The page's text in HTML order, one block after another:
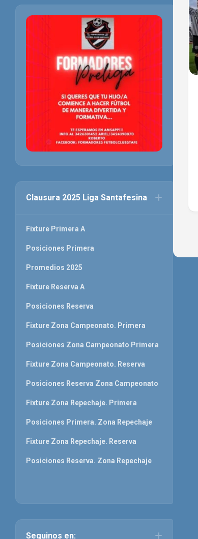
Clausura 2025 Liga Santafesina
Fixture Primera A
Posiciones Primera
Promedios 2025
Fixture Reserva A
Posiciones Reserva
Fixture Zona Campeonato. Primera
Posiciones Zona Campeonato Primera
Fixture Zona Campeonato. Reserva
Posiciones Reserva Zona Campeonato
Fixture Zona Repechaje. Primera
Posiciones Primera. Zona Repechaje
Fixture Zona Repechaje. Reserva
Posiciones Reserva. Zona Repechaje
Seguinos en: